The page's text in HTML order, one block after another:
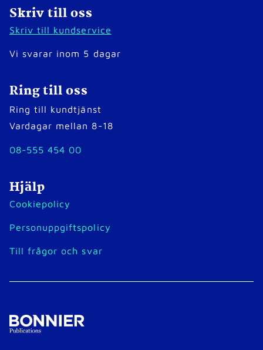
Skriv till oss
Skriv till kundservice
Vi svarar inom 5 dagar
Ring till oss
Ring till kundtjänst
Vardagar mellan 8-18
08-555 454 00
Hjälp
Cookiepolicy
Personuppgiftspolicy
Till frågor och svar